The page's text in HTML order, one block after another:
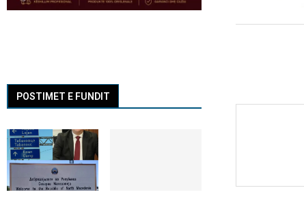
POSTIMET E FUNDIT